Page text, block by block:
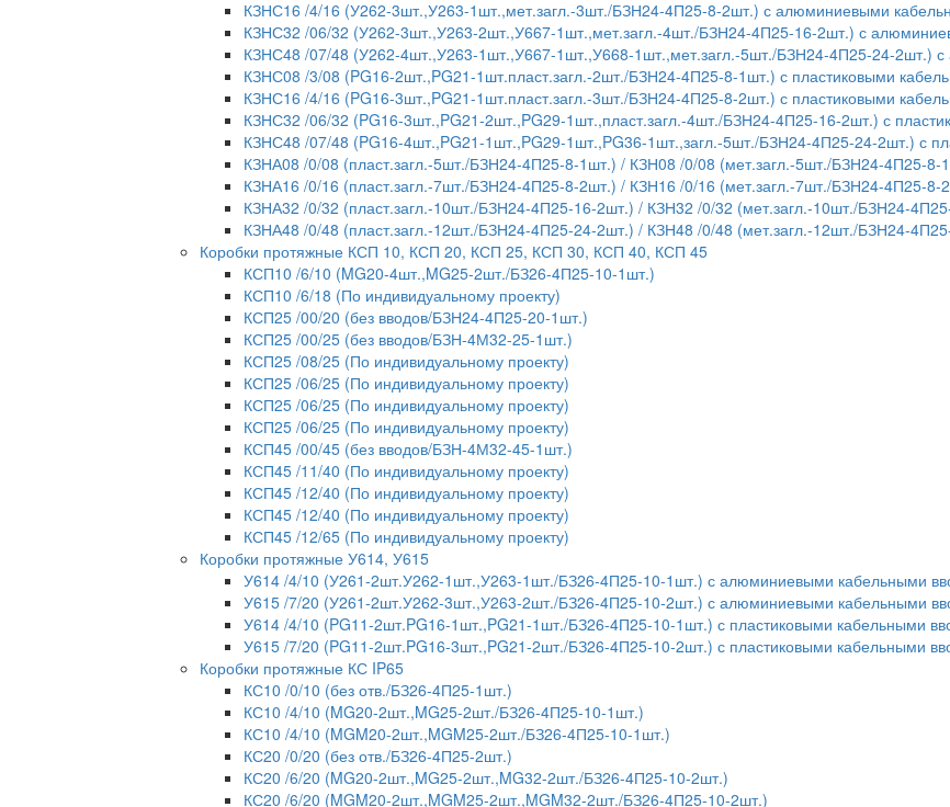
КЗНС16 /4/16 (У262-3шт.,У263-1шт.,мет.загл.-3шт./БЗН24-4П25-8-2шт.) с алюминиевыми
КЗНС32 /06/32 (У262-3шт.,У263-2шт.,У667-1шт.,мет.загл.-4шт./БЗН24-4П25-16-2шт.) с
КЗНС48 /07/48 (У262-4шт.,У263-1шт.,У667-1шт.,У668-1шт.,мет.загл.-5шт./БЗН24-4П25-24-2шт.)
КЗНС08 /3/08 (PG16-2шт.,PG21-1шт.пласт.загл.-2шт./БЗН24-4П25-8-1шт.) с пластиковыми
КЗНС16 /4/16 (PG16-3шт.,PG21-1шт.пласт.загл.-3шт./БЗН24-4П25-8-2шт.) с пластиковыми
КЗНС32 /06/32 (PG16-3шт.,PG21-2шт.,PG29-1шт.,пласт.загл.-4шт./БЗН24-4П25-16-2шт.) с
КЗНС48 /07/48 (PG16-4шт.,PG21-1шт.,PG29-1шт.,PG36-1шт.,загл.-5шт./БЗН24-4П25-24-2шт.) с
КЗНА08 /0/08 (пласт.загл.-5шт./БЗН24-4П25-8-1шт.) / КЗН08 /0/08 (мет.загл.-5шт./БЗН24-4П25-8-
КЗНА16 /0/16 (пласт.загл.-7шт./БЗН24-4П25-8-2шт.) / КЗН16 /0/16 (мет.загл.-7шт./БЗН24-4П25-8-
КЗНА32 /0/32 (пласт.загл.-10шт./БЗН24-4П25-16-2шт.) / КЗН32 /0/32 (мет.загл.-10шт./БЗН24-
КЗНА48 /0/48 (пласт.загл.-12шт./БЗН24-4П25-24-2шт.) / КЗН48 /0/48 (мет.загл.-12шт./БЗН24-
Коробки протяжные КСП 10, КСП 20, КСП 25, КСП 30, КСП 40, КСП 45
КСП10 /6/10 (MG20-4шт.,MG25-2шт./БЗ26-4П25-10-1шт.)
КСП10 /6/18 (По индивидуальному проекту)
КСП25 /00/20 (без вводов/БЗН24-4П25-20-1шт.)
КСП25 /00/25 (без вводов/БЗН-4М32-25-1шт.)
КСП25 /08/25 (По индивидуальному проекту)
КСП25 /06/25 (По индивидуальному проекту)
КСП25 /06/25 (По индивидуальному проекту)
КСП25 /06/25 (По индивидуальному проекту)
КСП45 /00/45 (без вводов/БЗН-4М32-45-1шт.)
КСП45 /11/40 (По индивидуальному проекту)
КСП45 /12/40 (По индивидуальному проекту)
КСП45 /12/40 (По индивидуальному проекту)
КСП45 /12/65 (По индивидуальному проекту)
Коробки протяжные У614, У615
У614 /4/10 (У261-2шт.У262-1шт.,У263-1шт./БЗ26-4П25-10-1шт.) с алюминиевыми кабельными
У615 /7/20 (У261-2шт.У262-3шт.,У263-2шт./БЗ26-4П25-10-2шт.) с алюминиевыми кабельными
У614 /4/10 (PG11-2шт.PG16-1шт.,PG21-1шт./БЗ26-4П25-10-1шт.) с пластиковыми кабельными
У615 /7/20 (PG11-2шт.PG16-3шт.,PG21-2шт./БЗ26-4П25-10-2шт.) с пластиковыми кабельными
Коробки протяжные КС IP65
КС10 /0/10 (без отв./БЗ26-4П25-1шт.)
КС10 /4/10 (MG20-2шт.,MG25-2шт./БЗ26-4П25-10-1шт.)
КС10 /4/10 (MGM20-2шт.,MGM25-2шт./БЗ26-4П25-10-1шт.)
КС20 /0/20 (без отв./БЗ26-4П25-2шт.)
КС20 /6/20 (MG20-2шт.,MG25-2шт.,MG32-2шт./БЗ26-4П25-10-2шт.)
КС20 /6/20 (MGM20-2шт.,MGM25-2шт.,MGM32-2шт./БЗ26-4П25-10-2шт.)